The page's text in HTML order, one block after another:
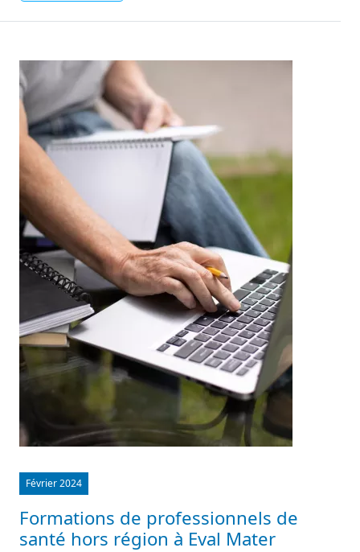
Image
Février 2024
Formations de professionnels de
santé hors région à Eval Mater